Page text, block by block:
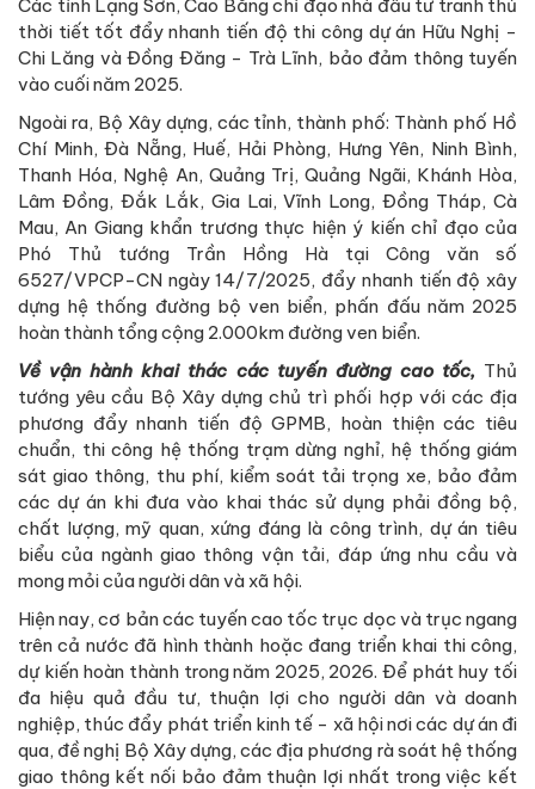
Các tỉnh Lạng Sơn, Cao Bằng chỉ đạo nhà đầu tư tranh thủ
thời tiết tốt đẩy nhanh tiến độ thi công dự án Hữu Nghị -
Chi Lăng và Đồng Đăng - Trà Lĩnh, bảo đảm thông tuyến
vào cuối năm 2025.
Ngoài ra, Bộ Xây dựng, các tỉnh, thành phố: Thành phố Hồ
Chí Minh, Đà Nẵng, Huế, Hải Phòng, Hưng Yên, Ninh Bình,
Thanh Hóa, Nghệ An, Quảng Trị, Quảng Ngãi, Khánh Hòa,
Lâm Đồng, Đắk Lắk, Gia Lai, Vĩnh Long, Đồng Tháp, Cà
Mau, An Giang khẩn trương thực hiện ý kiến chỉ đạo của
Phó Thủ tướng Trần Hồng Hà tại Công văn số
6527/VPCP-CN ngày 14/7/2025, đẩy nhanh tiến độ xây
dựng hệ thống đường bộ ven biển, phấn đấu năm 2025
hoàn thành tổng cộng 2.000km đường ven biển.
Về vận hành khai thác các tuyến đường cao tốc, Thủ
tướng yêu cầu Bộ Xây dựng chủ trì phối hợp với các địa
phương đẩy nhanh tiến độ GPMB, hoàn thiện các tiêu
chuẩn, thi công hệ thống trạm dừng nghỉ, hệ thống giám
sát giao thông, thu phí, kiểm soát tải trọng xe, bảo đảm
các dự án khi đưa vào khai thác sử dụng phải đồng bộ,
chất lượng, mỹ quan, xứng đáng là công trình, dự án tiêu
biểu của ngành giao thông vận tải, đáp ứng nhu cầu và
mong mỏi của người dân và xã hội.
Hiện nay, cơ bản các tuyến cao tốc trục dọc và trục ngang
trên cả nước đã hình thành hoặc đang triển khai thi công,
dự kiến hoàn thành trong năm 2025, 2026. Để phát huy tối
đa hiệu quả đầu tư, thuận lợi cho người dân và doanh
nghiệp, thúc đẩy phát triển kinh tế - xã hội nơi các dự án đi
qua, đề nghị Bộ Xây dựng, các địa phương rà soát hệ thống
giao thông kết nối bảo đảm thuận lợi nhất trong việc kết